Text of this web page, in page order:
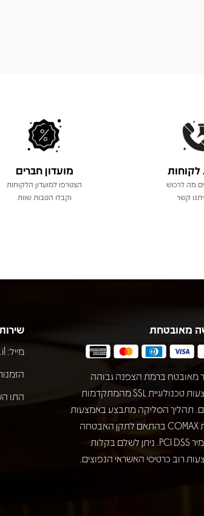
לקוחות
מה לרכוש
קשר
מועדון חברים
הצטרפו למועדון הלקוחות
וקבלו הטבות שוות
מאובטחת
מאובטח ברמת הצפנה גבוהה
באמצעות טכנולוגיית SSL מהמתקדמות
תהליך הסליקה מתבצע באמצעות
חברת COMAX בהתאם לתקן האבטחה
המחמיר PCI DSS. ניתן לשלם בקלות
רוב כרטיסי האשראי הנפוצים.
מייל:
הזמנות: 02-
התו